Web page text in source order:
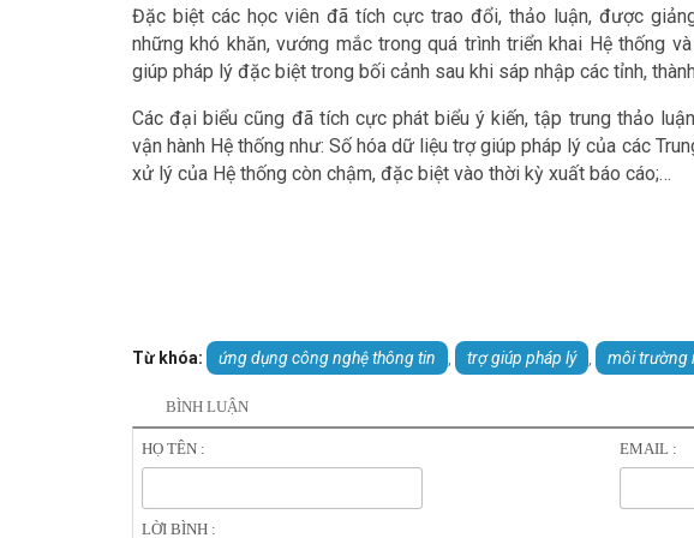
Đặc biệt các học viên đã tích cực trao đổi, thảo luận, được
những khó khăn, vướng mắc trong quá trình triển khai Hệ thống
giúp pháp lý đặc biệt trong bối cảnh sau khi sáp nhập các tỉnh,
Các đại biểu cũng đã tích cực phát biểu ý kiến, tập trung thảo
vận hành Hệ thống như: Số hóa dữ liệu trợ giúp pháp lý của các
xử lý của Hệ thống còn chậm, đặc biệt vào thời kỳ xuất báo cáo;…
Từ khóa: ứng dụng công nghệ thông tin , trợ giúp pháp lý , môi trường
BÌNH LUẬN
HỌ TÊN : EMAIL :
LỜI BÌNH :